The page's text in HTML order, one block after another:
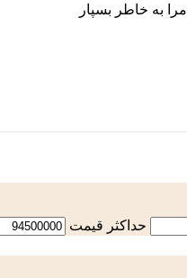
مرا به خاطر بسپار
حداكثر قيمت